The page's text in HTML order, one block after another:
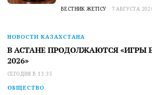
ВЕСТНИК ЖЕТІСУ 7 АВГУСТА
НОВОСТИ КАЗАХСТАНА
В АСТАНЕ ПРОДОЛЖАЮТСЯ «ИГРЫ
2026»
СЕГОДНЯ В 13:35
ОБЩЕСТВО